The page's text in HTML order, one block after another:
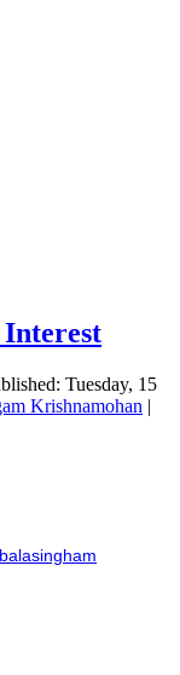
Tuesday, 15
Krishnamohan |